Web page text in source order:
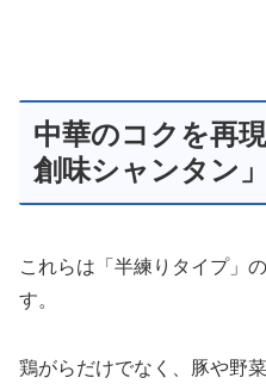
中華のコクを再
創味シャンタン
これらは「半練りタイプ」
す。
鶏がらだけでなく、豚や野